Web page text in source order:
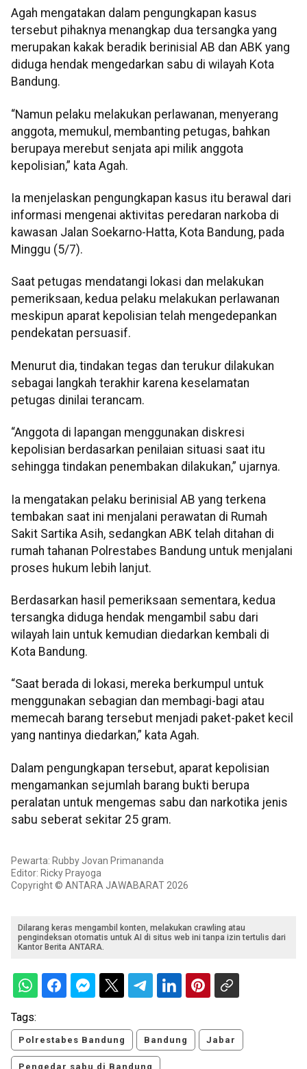
Agah mengatakan dalam pengungkapan kasus
tersebut pihaknya menangkap dua tersangka yang
merupakan kakak beradik berinisial AB dan ABK yang
diduga hendak mengedarkan sabu di wilayah Kota
Bandung.
“Namun pelaku melakukan perlawanan, menyerang
anggota, memukul, membanting petugas, bahkan
berupaya merebut senjata api milik anggota
kepolisian,” kata Agah.
Ia menjelaskan pengungkapan kasus itu berawal dari
informasi mengenai aktivitas peredaran narkoba di
kawasan Jalan Soekarno-Hatta, Kota Bandung, pada
Minggu (5/7).
Saat petugas mendatangi lokasi dan melakukan
pemeriksaan, kedua pelaku melakukan perlawanan
meskipun aparat kepolisian telah mengedepankan
pendekatan persuasif.
Menurut dia, tindakan tegas dan terukur dilakukan
sebagai langkah terakhir karena keselamatan
petugas dinilai terancam.
“Anggota di lapangan menggunakan diskresi
kepolisian berdasarkan penilaian situasi saat itu
sehingga tindakan penembakan dilakukan,” ujarnya.
Ia mengatakan pelaku berinisial AB yang terkena
tembakan saat ini menjalani perawatan di Rumah
Sakit Sartika Asih, sedangkan ABK telah ditahan di
rumah tahanan Polrestabes Bandung untuk menjalani
proses hukum lebih lanjut.
Berdasarkan hasil pemeriksaan sementara, kedua
tersangka diduga hendak mengambil sabu dari
wilayah lain untuk kemudian diedarkan kembali di
Kota Bandung.
“Saat berada di lokasi, mereka berkumpul untuk
menggunakan sebagian dan membagi-bagi atau
memecah barang tersebut menjadi paket-paket kecil
yang nantinya diedarkan,” kata Agah.
Dalam pengungkapan tersebut, aparat kepolisian
mengamankan sejumlah barang bukti berupa
peralatan untuk mengemas sabu dan narkotika jenis
sabu seberat sekitar 25 gram.
Pewarta: Rubby Jovan Primananda
Editor: Ricky Prayoga
Copyright © ANTARA JAWABARAT 2026
Dilarang keras mengambil konten, melakukan crawling atau
pengindeksan otomatis untuk AI di situs web ini tanpa izin tertulis dari
Kantor Berita ANTARA.
Tags:
Polrestabes Bandung Bandung Jabar
Pengedar sabu di Bandung